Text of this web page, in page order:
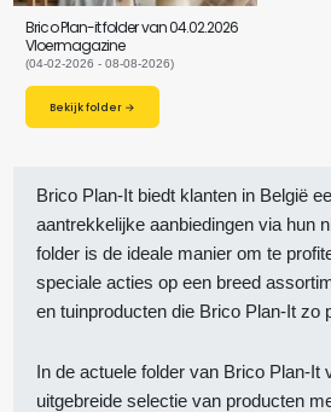
Brico Plan-it folder van 04.02.2026
Vloermagazine
(04-02-2026 - 08-08-2026)
Bekijk folder →
Brico Plan-It biedt klanten in België
aantrekkelijke aanbiedingen via hun
folder is de ideale manier om te
speciale acties op een breed
en tuinproducten die Brico Plan-It zo
In de actuele folder van Brico Plan-It
uitgebreide selectie van producten